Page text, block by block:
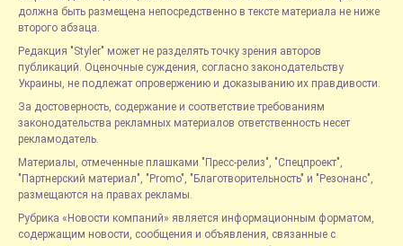
должна быть размещена непосредственно в тексте материала не ниже
второго абзаца.
Редакция "Styler" может не разделять точку зрения авторов
публикаций. Оценочные суждения, согласно законодательству
Украины, не подлежат опровержению и доказыванию их правдивости.
За достоверность, содержание и соответствие требованиям
законодательства рекламных материалов ответственность несет
рекламодатель.
Материалы, отмеченные плашками "Пресс-релиз", "Спецпроект",
"Партнерский материал", "Promo", "Благотворительность" и "Резонанс",
размещаются на правах рекламы.
Рубрика «Новости компаний» является информационным форматом,
содержащим новости, сообщения и объявления, связанные с